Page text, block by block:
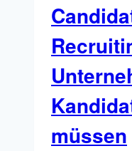
zu
müssen